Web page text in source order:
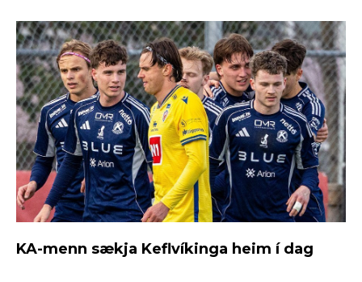
KA-menn sækja Keflvíkinga heim í dag